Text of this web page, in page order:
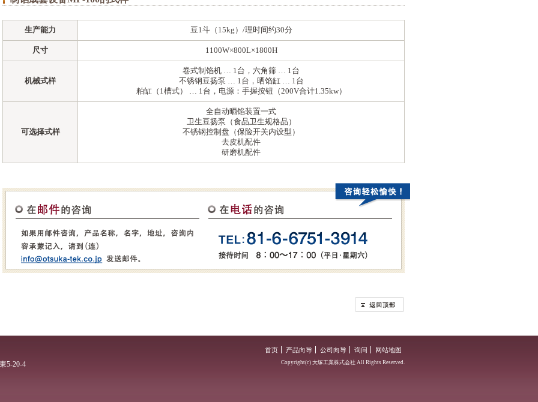
生产能力 豆1斗（15kg）/理时间约30分
尺寸 1100W×800L×1800H
机械式样
卷式制馅机 … 1台，六角筛 … 1台
不锈钢豆扬泵 … 1台，晒馅缸 … 1台
粕缸（1槽式） … 1台，电源：手握按钮（200V合计1.35kw）
可选择式样
全自动晒馅装置一式
卫生豆扬泵（食品卫生规格品）
不锈钢控制盘（保险开关内设型）
去皮机配件
研磨机配件
5-20-4
首页 产品向导 公司向导 询问 网站地图
Copyright(c) 大塚工業株式会社 All Rights Reserved.